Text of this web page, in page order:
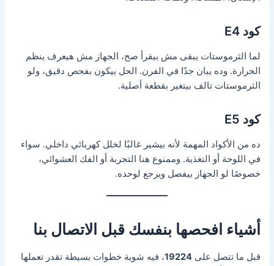
كود E4
لما الثرموستات يبقى مش بيقرأ صح، الجهاز مش هيعرف ينظم
الحرارة. وده يبان جدًا في الفرن. الحل بيكون بفحص دقيق، ولو
الثرموستات تالف بيتغير بقطعة أصلية.
كود E5
ده من الأكواد المهمة لأنه بيشير غالبًا لخلل كهربائي داخلي. سواء
في اللوحة أو التغذية. وممنوع هنا التجربة أو الفك العشوائي،
خصوصًا لو الجهاز بيفصل ويرجع لوحده.
أشياء افحصها بنفسك قبل الاتصال بنا
قبل ما تتصل على19224، فيه شوية خطوات بسيطة تقدر تعملها